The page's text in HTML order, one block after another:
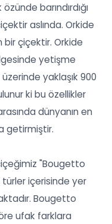
barındırdığı
aslında. Orkide
çiçektir. Orkide
yetişme
yaklaşık 900
ki bu özellikler
dünyanın en
getirmiştir.
"Bougetto
içerisinde yer
Bougetto
ufak farklara